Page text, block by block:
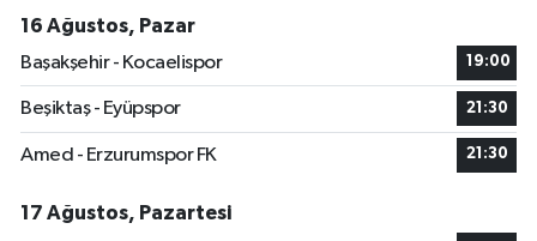
16 Ağustos, Pazar
Başakşehir - Kocaelispor
19:00
Beşiktaş - Eyüpspor 21:30
Amed - Erzurumspor FK 21:30
17 Ağustos, Pazartesi